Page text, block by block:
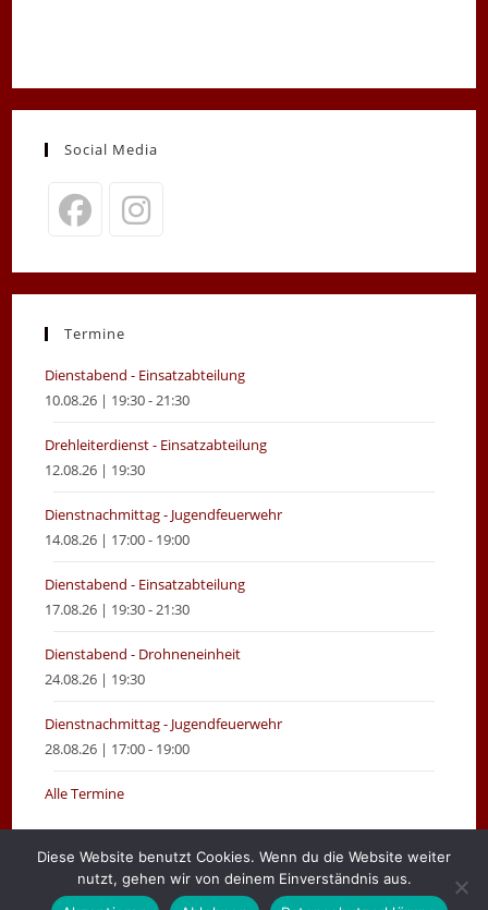
Social Media
in
new
in
new
Termine
Dienstabend - Einsatzabteilung
10.08.26 | 19:30 - 21:30
Drehleiterdienst - Einsatzabteilung
12.08.26 | 19:30
Dienstnachmittag - Jugendfeuerwehr
14.08.26 | 17:00 - 19:00
Dienstabend - Einsatzabteilung
17.08.26 | 19:30 - 21:30
Dienstabend - Drohneneinheit
24.08.26 | 19:30
Dienstnachmittag - Jugendfeuerwehr
28.08.26 | 17:00 - 19:00
Alle Termine
Gemeinde Moormerland Impressum Login
Diese Website benutzt Cookies. Wenn du die Website weiter
nutzt, gehen wir von deinem Einverständnis aus.